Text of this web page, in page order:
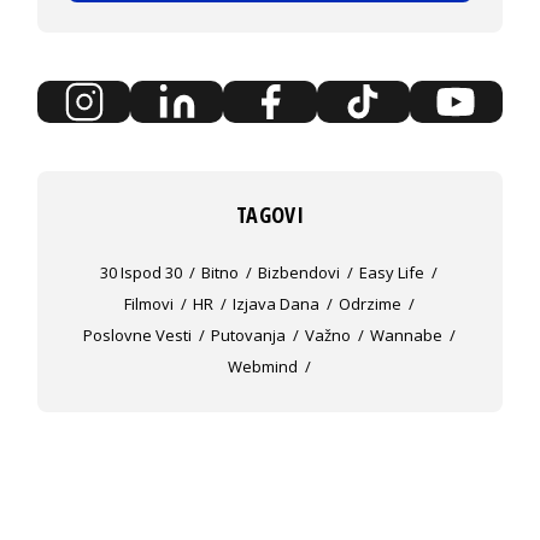
TAGOVI
30 Ispod 30 Bitno Bizbendovi
Easy Life
Filmovi
HR Izjava Dana
Odrzime
Poslovne Vesti
Putovanja Važno
Wannabe
Webmind